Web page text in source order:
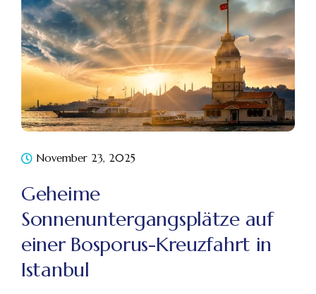
November 23, 2025
Geheime
Sonnenuntergangsplätze auf
einer Bosporus-Kreuzfahrt in
Istanbul